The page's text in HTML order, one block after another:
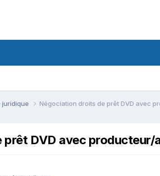
juridique Négociation droits de prêt DVD avec
prêt DVD avec